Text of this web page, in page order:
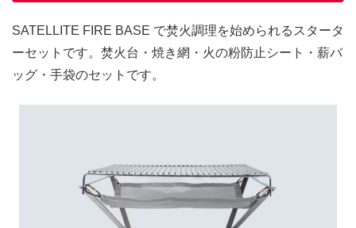
SATELLITE FIRE BASE で焚火調理を始められるスタータ
ーセットです。焚火台・焼き網・火の粉防止シート・薪バ
ッグ・手袋のセットです。